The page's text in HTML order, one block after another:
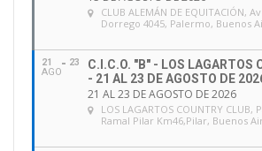
CLUB ALEMÁN DE EQUITACIÓN,
Dorrego 4045, Palermo, Buenos
21
AGO
23
C.I.C.O. "B" - LOS LAGARTOS
- 21 AL 23 DE AGOSTO DE
21 AL 23 DE AGOSTO DE 2026
LOS LAGARTOS COUNTRY CLUB,
Ramal Pilar Km46,Pilar, Buenos